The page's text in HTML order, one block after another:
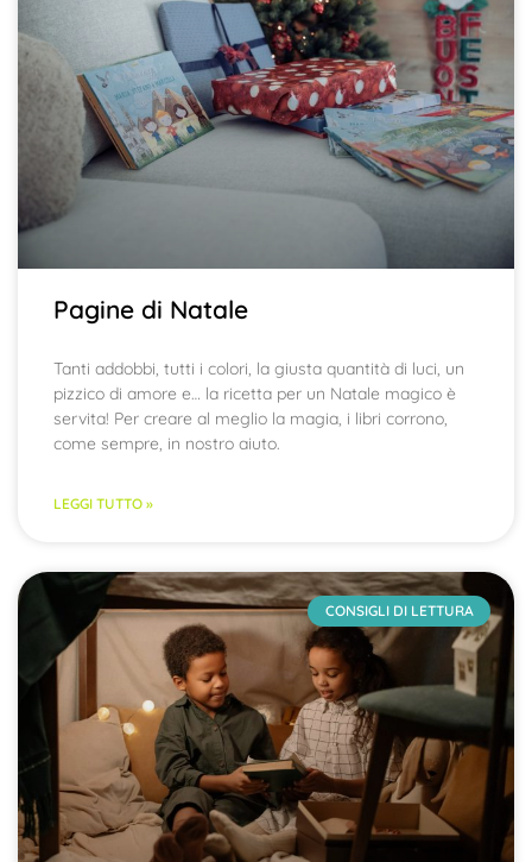
Pagine di Natale
Tanti addobbi, tutti i colori, la giusta quantità di luci, un
pizzico di amore e… la ricetta per un Natale magico è
servita! Per creare al meglio la magia, i libri corrono,
come sempre, in nostro aiuto.
LEGGI TUTTO »
CONSIGLI DI LETTURA